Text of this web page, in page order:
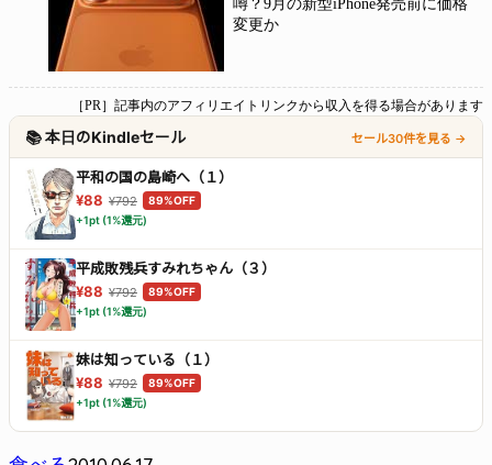
噂？9月の新型iPhone発売前に価格
変更か
［PR］記事内のアフィリエイトリンクから収入を得る場合があります
📚 本日のKindleセール セール30件を見る →
平和の国の島崎へ（１）
¥88 ¥792
89%OFF
+1pt (1%還元)
平成敗残兵すみれちゃん（３）
¥88 ¥792
89%OFF
+1pt (1%還元)
妹は知っている（１）
¥88 ¥792
89%OFF
+1pt (1%還元)